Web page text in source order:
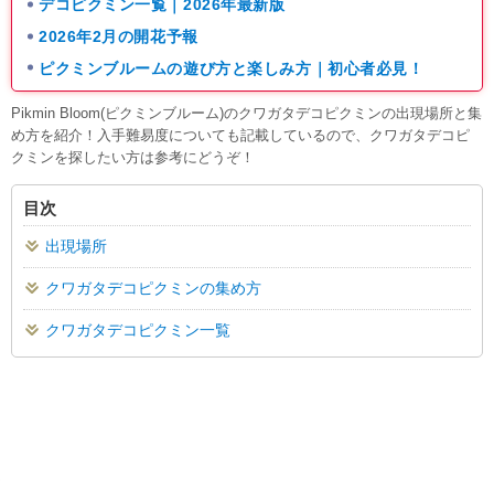
デコピクミン一覧｜2026年最新版
2026年2月の開花予報
ピクミンブルームの遊び方と楽しみ方｜初心者必見！
Pikmin Bloom(ピクミンブルーム)のクワガタデコピクミンの出現場所と集
め方を紹介！入手難易度についても記載しているので、クワガタデコピ
クミンを探したい方は参考にどうぞ！
目次
出現場所
クワガタデコピクミンの集め方
クワガタデコピクミン一覧